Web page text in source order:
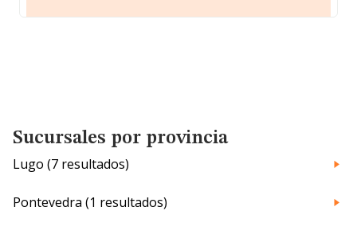
Sucursales por provincia
Lugo (7 resultados)
Pontevedra (1 resultados)